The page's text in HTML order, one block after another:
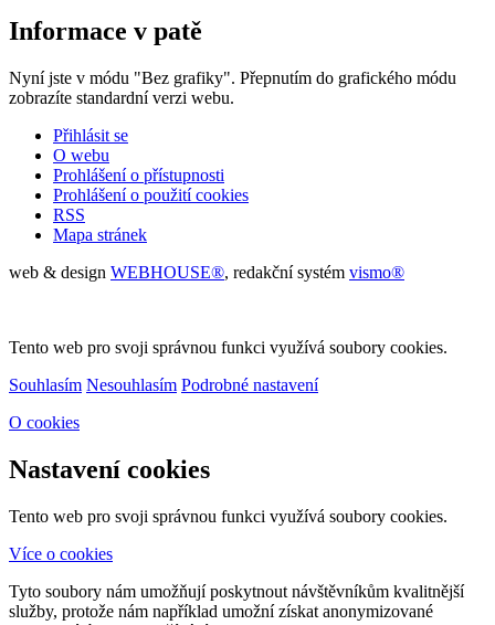
Informace v patě
Nyní jste v módu "Bez grafiky". Přepnutím do grafického módu
zobrazíte standardní verzi webu.
Přihlásit se
O webu
Prohlášení o přístupnosti
Prohlášení o použití cookies
RSS
Mapa stránek
web & design WEBHOUSE®, redakční systém vismo®
Tento web pro svoji správnou funkci využívá soubory cookies.
Souhlasím Nesouhlasím Podrobné nastavení
O cookies
Nastavení cookies
Tento web pro svoji správnou funkci využívá soubory cookies.
Více o cookies
Tyto soubory nám umožňují poskytnout návštěvníkům kvalitnější
služby, protože nám například umožní získat anonymizované